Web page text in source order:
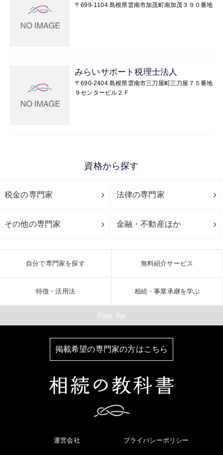
〒699-1104 島根県雲南市加茂町南加茂３９０番地
みらいサポート税理士法人
〒690-2404 島根県雲南市三刀屋町三刀屋７５番地
９センタービル２Ｆ
資格から探す
税金の専門家 法律の専門家
その他の専門家 金融・不動産ほか
自分で専門家を探す 無料紹介サービス
特徴・活用法 相続・事業承継を学ぶ
Page Top
掲載希望の専門家の方はこちら
運営会社 プライバシーポリシー